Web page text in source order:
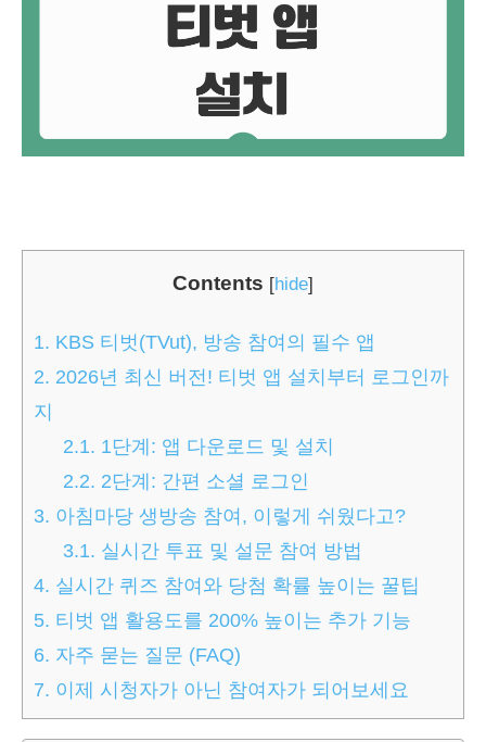
Contents [hide]
1. KBS 티벗(TVut), 방송 참여의 필수 앱
2. 2026년 최신 버전! 티벗 앱 설치부터 로그인까
지
2.1. 1단계: 앱 다운로드 및 설치
2.2. 2단계: 간편 소셜 로그인
3. 아침마당 생방송 참여, 이렇게 쉬웠다고?
3.1. 실시간 투표 및 설문 참여 방법
4. 실시간 퀴즈 참여와 당첨 확률 높이는 꿀팁
5. 티벗 앱 활용도를 200% 높이는 추가 기능
6. 자주 묻는 질문 (FAQ)
7. 이제 시청자가 아닌 참여자가 되어보세요